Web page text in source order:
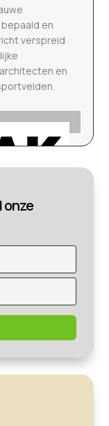
en
verspreid
en
onze